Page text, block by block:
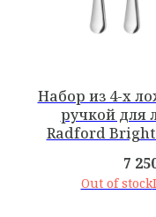
Набор из 4-х
ручкой для
Radford
7
Out of stock